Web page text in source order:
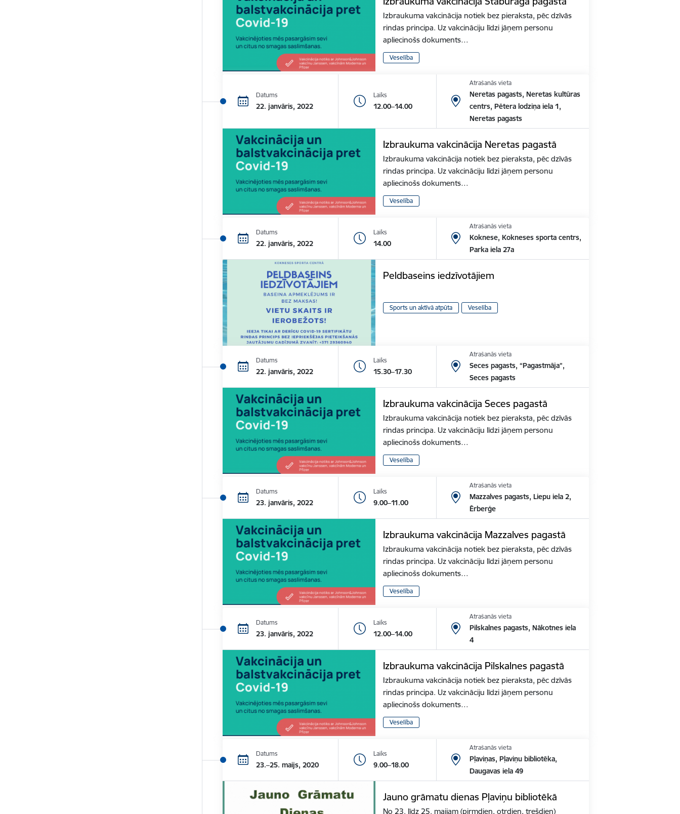
Izbraukuma vakcinācija notiek bez pieraksta, pēc dzīvās
rindas principa. Uz vakcināciju līdzi jāņem personu
apliecinošs dokuments…
Veselība
Datums
22. janvāris, 2022
Laiks
12.00–14.00
Atrašanās vieta
Neretas pagasts, Neretas kultūras
centrs, Pētera lodziņa iela 1,
Neretas pagasts
Izbraukuma vakcinācija Neretas pagastā
Izbraukuma vakcinācija notiek bez pieraksta, pēc dzīvās
rindas principa. Uz vakcināciju līdzi jāņem personu
apliecinošs dokuments…
Veselība
Datums
22. janvāris, 2022
Laiks
14.00
Atrašanās vieta
Koknese, Kokneses sporta centrs,
Parka iela 27a
Peldbaseins iedzīvotājiem
Sports un aktīvā atpūta Veselība
Datums
22. janvāris, 2022
Laiks
15.30–17.30
Atrašanās vieta
Seces pagasts, “Pagastmāja”,
Seces pagasts
Izbraukuma vakcinācija Seces pagastā
Izbraukuma vakcinācija notiek bez pieraksta, pēc dzīvās
rindas principa. Uz vakcināciju līdzi jāņem personu
apliecinošs dokuments…
Veselība
Datums
23. janvāris, 2022
Laiks
9.00–11.00
Atrašanās vieta
Mazzalves pagasts, Liepu iela 2,
Ērberģe
Izbraukuma vakcinācija Mazzalves pagastā
Izbraukuma vakcinācija notiek bez pieraksta, pēc dzīvās
rindas principa. Uz vakcināciju līdzi jāņem personu
apliecinošs dokuments…
Veselība
Datums
23. janvāris, 2022
Laiks
12.00–14.00
Atrašanās vieta
Pilskalnes pagasts, Nākotnes iela
4
Izbraukuma vakcinācija Pilskalnes pagastā
Izbraukuma vakcinācija notiek bez pieraksta, pēc dzīvās
rindas principa. Uz vakcināciju līdzi jāņem personu
apliecinošs dokuments…
Veselība
Datums
23.–25. maijs, 2020
Laiks
9.00–18.00
Atrašanās vieta
Pļaviņas, Pļaviņu bibliotēka,
Daugavas iela 49
Jauno grāmatu dienas Pļaviņu bibliotēkā
No 23. līdz 25. maijam (pirmdien, otrdien, trešdien)